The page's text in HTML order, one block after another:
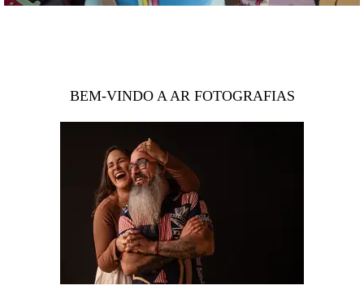
BEM-VINDO A AR FOTOGRAFIAS